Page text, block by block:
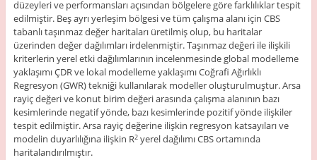
düzeyleri ve performansları açısından bölgelere göre farklılıklar tespit
edilmiştir. Beş ayrı yerleşim bölgesi ve tüm çalışma alanı için CBS
tabanlı taşınmaz değer haritaları üretilmiş olup, bu haritalar
üzerinden değer dağılımları irdelenmiştir. Taşınmaz değeri ile ilişkili
kriterlerin yerel etki dağılımlarının incelenmesinde global modelleme
yaklaşımı ÇDR ve lokal modelleme yaklaşımı Coğrafi Ağırlıklı
Regresyon (GWR) tekniği kullanılarak modeller oluşturulmuştur. Arsa
rayiç değeri ve konut birim değeri arasında çalışma alanının bazı
kesimlerinde negatif yönde, bazı kesimlerinde pozitif yönde ilişkiler
tespit edilmiştir. Arsa rayiç değerine ilişkin regresyon katsayıları ve
modelin duyarlılığına ilişkin R2yerel dağılımı CBS ortamında
haritalandırılmıştır.